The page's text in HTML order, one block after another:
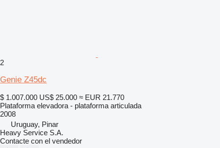
2
Genie Z45dc
$ 1.007.000 US$ 25.000 ≈ EUR 21.770
Plataforma elevadora - plataforma articulada
2008
Uruguay, Pinar
Heavy Service S.A.
Contacte con el vendedor